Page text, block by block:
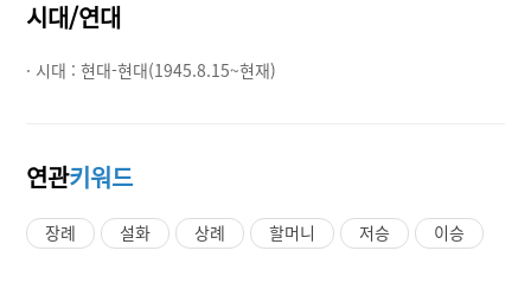
시대/연대
· 시대 :현대-현대(1945.8.15~현재)
연관키워드
장례 설화 상례 할머니 저승 이승